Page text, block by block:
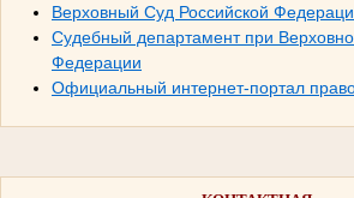
Верховный Суд Российской
Судебный департамент при
Федерации
Официальный интернет-портал